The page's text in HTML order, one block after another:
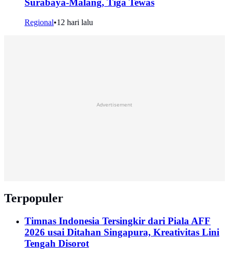
Surabaya-Malang, Tiga Tewas
Regional•12 hari lalu
Advertisement
Terpopuler
Timnas Indonesia Tersingkir dari Piala AFF
2026 usai Ditahan Singapura, Kreativitas Lini
Tengah Disorot